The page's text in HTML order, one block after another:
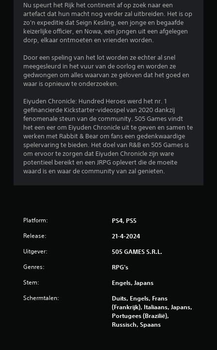
e
n
i
2
3
8
b
l
Nu speurt het Rijk het continent af op zoek naar een
artefact dat hun macht nog verder zal uitbreiden. Het is op
zo'n expeditie dat Seign Kesling, een jonge en begaafde
keizerlijke officier, en Nowa, een jongen uit een afgelegen
dorp, elkaar ontmoeten en vrienden worden.
Door een speling van het lot worden ze echter al snel
meegesleurd in het vuur van de oorlog en worden ze
gedwongen om alles waarvan ze geloven dat het goed en
waar is opnieuw te onderzoeken.
Eiyuden Chronicle: Hundred Heroes werd het nr. 1
gefinancierde Kickstarter-videospel van 2020 dankzij
fenomenale steun van de community. 505 Games vindt
het een eer om Eiyuden Chronicle uit te geven en samen te
werken met Rabbit & Bear om fans een gedenkwaardige
spelervaring te bieden. Het doel van R&B en 505 Games is
om ervoor te zorgen dat Eiyuden Chronicle zijn ware
potentieel bereikt en een JRPG oplevert die de moeite
waard is en waar de community van zal genieten.
Platform: PS4, PS5
Release: 21-4-2024
Uitgever: 505 GAMES S.R.L.
Genres: RPG's
Stem: Engels, Japans
Schermtalen:
Duits, Engels, Frans
(Frankrijk), Italiaans, Japans,
Portugees (Brazilië),
Russisch, Spaans